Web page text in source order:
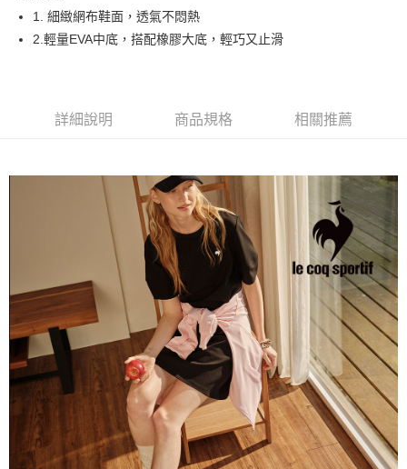
大哥付你分期
2.付款方式選擇「大哥付你分期」，訂單成立後會自動跳轉到大哥付的交易
流程，驗證手機門號後，選擇欲分期的期數、繳款截止日，確認付款後即完
4.訂單成立30分鐘內，如未前往確認交易或遇審核未通過，訂單將自動取
消。如遇「轉專審核」未通過狀況，表示未達大哥付你分期系統評分，恕無
法說明評估內容。
1.分期款項不併入電信帳單，「大哥付你分期」於每月結算日後寄送繳費提
2.透過簡訊連結打開帳單後，可選擇「超商條碼／台灣大直營門市／銀行轉
帳／街口支付／iPASS MONEY」等通路繳費。
【注意事項】
1.本服務係由「台灣大哥大股份有限公司」（以下簡稱本公司）所提供，讓
用戶於交易時，得透過本服務購買商品或服務，並由商店將買賣／分期付款
買賣價金債權讓與本公司後，依約使用本公司帳單繳交帳款。
2.基於同意付款使用「大哥付你分期」之契約關係目的，商店將以您的個人
資料（包含姓名、電話或地址）提供予台灣大哥大進項蒐集、處理及利用，
由本公司與您本人進行分期帳單所需資料之確認、核對及更正。
3.完整用戶服務條款，請詳閱以下連結：https://oppay.tw/userRule
相關說明
１．簡單：不需註冊會員、不需綁卡、不需儲值。
２．便利：只要手機號碼，簡訊認證，即可結帳。
３．安心：先確認商品／服務後，再付款。
【「AFTEE先享後付」結帳流程】
１．於結帳方式選擇「AFTEE先享後付」後，將跳轉至「AFTEE先享後付」
結帳頁面，進行簡訊認證並確認金額後，即可完成結帳。
２．訂單成立數日內，您將收到繳費通知簡訊。
３．收到繳費通知簡訊後14天內，點擊此簡訊中的連結，可透過四大超商／
ATM／網路銀行／等多元方式進行付款，方視為交易完成。
※ 請注意：結帳手續完成當下不需立刻繳費，但若您需要取消訂單，請聯絡
購買商品的店家。未經商家同意取消之訂單仍視為有效，需透過AFTEE先享
後付繳納相關費用。
※ 交易是否成功請以「AFTEE先享後付 」之結帳頁面顯示為準，若有關於
是否繳費成功／繳費後需取消欲退款等相關疑問，請聯繫「AFTEE先享後付
客戶支援中心」
https://netprotections.freshdesk.com/support/home
【注意事項】
付款後全家取貨
免運費
萊爾富取貨付款
免運費
付款後萊爾富取貨
免運費
7-11取貨付款
1. 細緻網布鞋面，透氣不悶熱
2.輕量EVA中底，搭配橡膠大底，輕巧又止滑
詳細說明 商品規格 相關推薦